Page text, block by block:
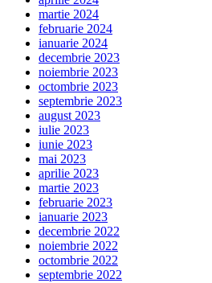
martie 2024
februarie 2024
ianuarie 2024
decembrie 2023
noiembrie 2023
octombrie 2023
septembrie 2023
august 2023
iulie 2023
iunie 2023
mai 2023
aprilie 2023
martie 2023
februarie 2023
ianuarie 2023
decembrie 2022
noiembrie 2022
octombrie 2022
septembrie 2022